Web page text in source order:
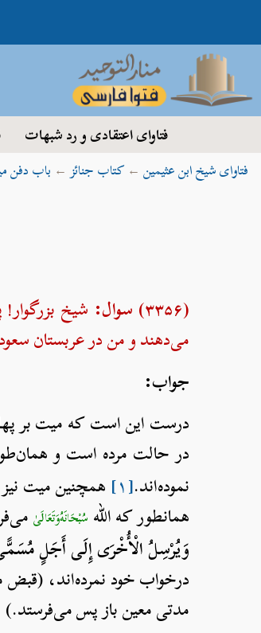
فتاوای اعتقادی و رد شبهات
فتاوای شیخ ابن عثیمین ←کتاب جنائز← باب دفن
(۳۳۵۶) سوال:
شیخ
می‌دهند و من در عربستان
جواب:
درست این است که میت بر
در حالت مرده است و
نموده‌اند.[۱]
همچنین میت
همانطور که الله سُبْحَانَهُ‌وَتَعَالَى
وَيُرْسِلُ الْأُخْرَى إِلَى أَجَلٍ
درخواب خود نمرده‌اند،
مدتی معین باز پس می‌فرستد.)